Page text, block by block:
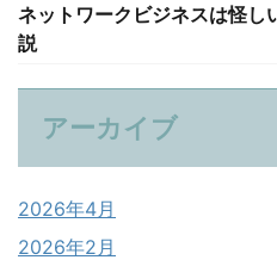
ネットワークビジネスは怪し
説
アーカイブ
2026年4月
2026年2月